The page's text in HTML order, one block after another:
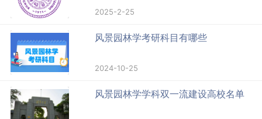
2025-2-25
风景园林学考研科目有哪些
2024-10-25
风景园林学学科双一流建设高校名单